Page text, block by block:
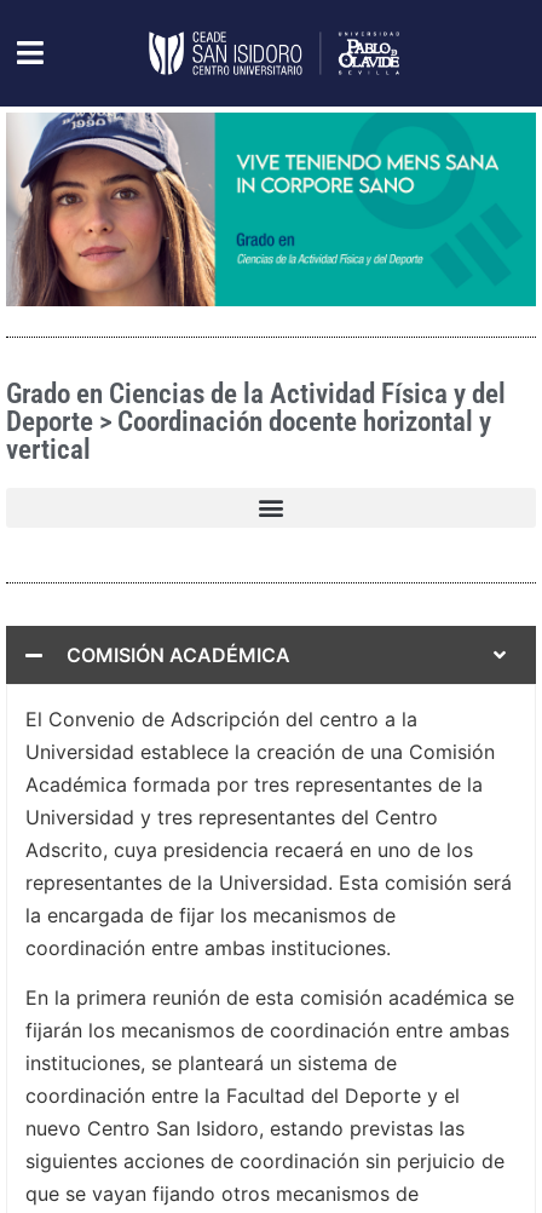
Grado en Ciencias de la Actividad Física y del
Deporte > Coordinación docente horizontal y
vertical
COMISIÓN ACADÉMICA
El Convenio de Adscripción del centro a la
Universidad establece la creación de una Comisión
Académica formada por tres representantes de la
Universidad y tres representantes del Centro
Adscrito, cuya presidencia recaerá en uno de los
representantes de la Universidad. Esta comisión será
la encargada de fijar los mecanismos de
coordinación entre ambas instituciones.
En la primera reunión de esta comisión académica se
fijarán los mecanismos de coordinación entre ambas
instituciones, se planteará un sistema de
coordinación entre la Facultad del Deporte y el
nuevo Centro San Isidoro, estando previstas las
siguientes acciones de coordinación sin perjuicio de
que se vayan fijando otros mecanismos de